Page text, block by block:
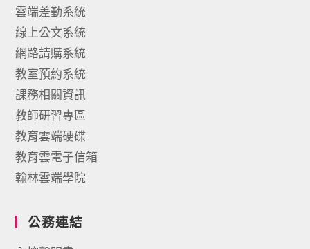
雲端差勤系統
線上公文系統
網路請購系統
教室預約系統
課務相關資訊
教師研習專區
教育雲端硬碟
教育雲電子信箱
翰林雲端學院
公務連結